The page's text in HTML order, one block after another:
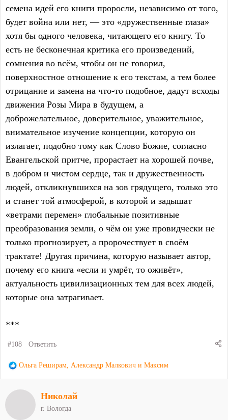
семена идей его книги проросли, независимо от того,
будет война или нет, — это «дружественные глаза»
хотя бы одного человека, читающего его книгу. То
есть не бесконечная критика его произведений,
сомнения во всём, чтобы он не говорил,
поверхностное отношение к его текстам, а тем более
отрицание и замена на что-то подобное, дадут всходы
движения Розы Мира в будущем, а
доброжелательное, доверительное, уважительное,
внимательное изучение концепции, которую он
излагает, подобно тому как Слово Божие, согласно
Евангельской притче, прорастает на хорошей почве,
в добром и чистом сердце, так и дружественность
людей, откликнувшихся на зов грядущего, только это
и станет той атмосферой, в которой и задышат
«ветрами перемен» глобальные позитивные
преобразования земли, о чём он уже провидчески не
только прогнозирует, а пророчествует в своём
трактате! Другая причина, которую называет автор,
почему его книга «если и умрёт, то оживёт»,
актуальность цивилизационных тем для всех людей,
которые она затрагивает.
***
#108 Ответить
Р
и
Ольга Реширам, Александр Малкович и Максим
Николай
г. Вологда